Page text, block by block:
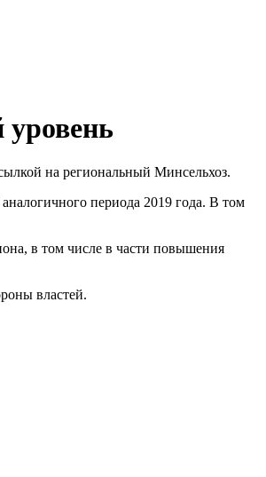
на региональный Минсельхоз.
периода 2019 года. В том
в том числе в части повышения
властей.